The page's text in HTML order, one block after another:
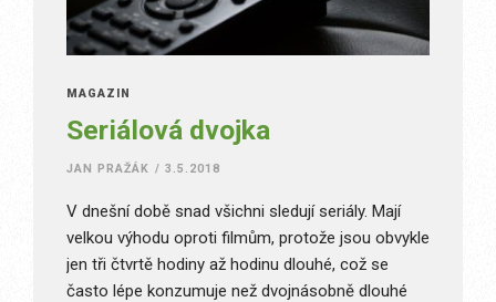
MAGAZÍN
Seriálová dvojka
JAN PRAŽÁK / 3.5.2018
V dnešní době snad všichni sledují seriály. Mají
velkou výhodu oproti filmům, protože jsou obvykle
jen tři čtvrtě hodiny až hodinu dlouhé, což se
často lépe konzumuje než dvojnásobně dlouhé